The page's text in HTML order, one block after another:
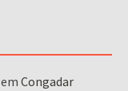
emCongadar